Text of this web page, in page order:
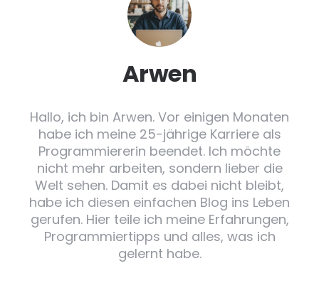
Arwen
Hallo, ich bin Arwen. Vor einigen Monaten
habe ich meine 25-jährige Karriere als
Programmiererin beendet. Ich möchte
nicht mehr arbeiten, sondern lieber die
Welt sehen. Damit es dabei nicht bleibt,
habe ich diesen einfachen Blog ins Leben
gerufen. Hier teile ich meine Erfahrungen,
Programmiertipps und alles, was ich
gelernt habe.